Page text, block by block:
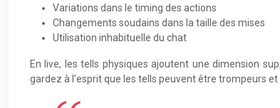
Variations dans le timing des actions
Changements soudains dans la taille des mises
Utilisation inhabituelle du chat
En live, les tells physiques ajoutent une dimension
gardez à l’esprit que les tells peuvent être trompeurs